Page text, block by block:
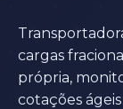
cargas
própria,
cotações